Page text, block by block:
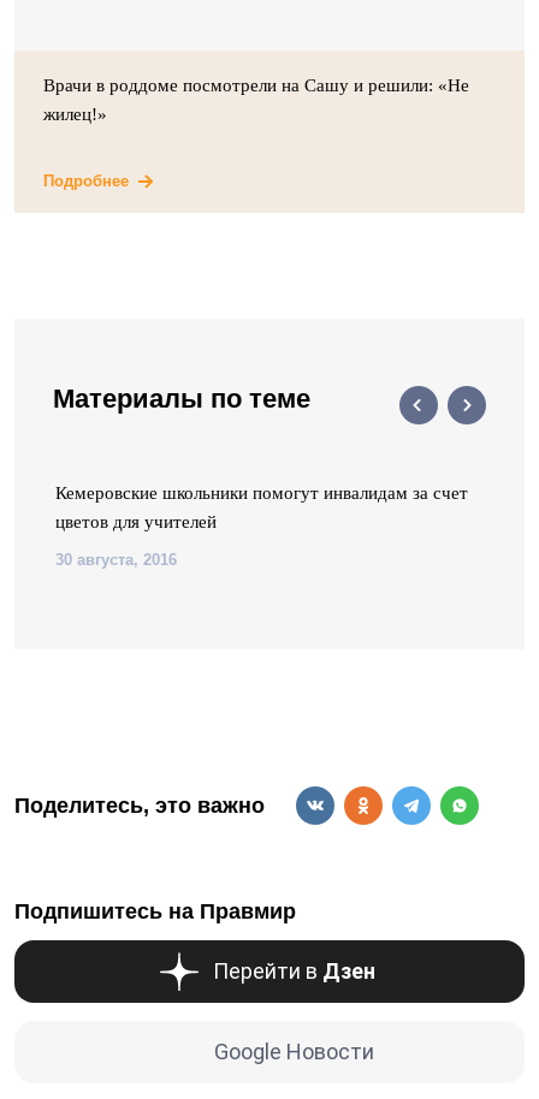
Врачи в роддоме посмотрели на Сашу и решили: «Не
жилец!»
Подробнее
Материалы по теме
Кемеровские школьники помогут инвалидам за счет
цветов для учителей
30 августа, 2016
Поделитесь, это важно
Подпишитесь на Правмир
Перейти в Дзен
Google Новости